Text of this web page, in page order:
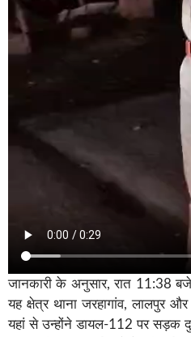
जानकारी के अनुसार, रात 11:38 बजे
यह क्षेत्र थाना जरहागांव, लालपुर
यहां से उन्होंने डायल-112 पर सड़क